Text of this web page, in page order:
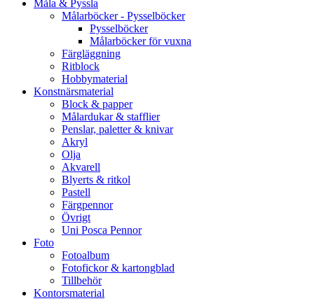
Måla & Pyssla
Målarböcker - Pysselböcker
Pysselböcker
Målarböcker för vuxna
Färgläggning
Ritblock
Hobbymaterial
Konstnärsmaterial
Block & papper
Målardukar & stafflier
Penslar, paletter & knivar
Akryl
Olja
Akvarell
Blyerts & ritkol
Pastell
Färgpennor
Övrigt
Uni Posca Pennor
Foto
Fotoalbum
Fotofickor & kartongblad
Tillbehör
Kontorsmaterial